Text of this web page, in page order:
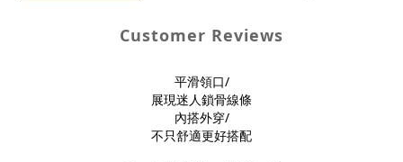
Customer Reviews
平滑領口/
展現迷人鎖骨線條
內搭外穿/
不只舒適更好搭配